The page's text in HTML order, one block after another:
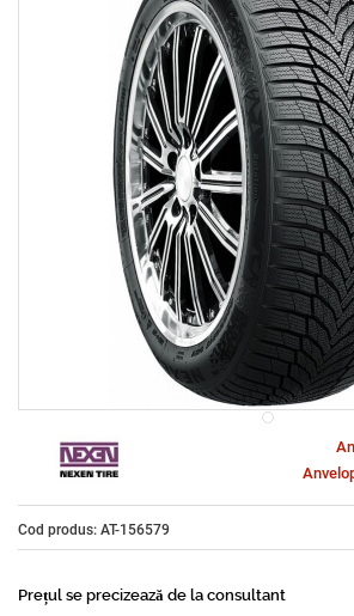
Cod produs: AT-156579
Prețul se precizează de la consultant